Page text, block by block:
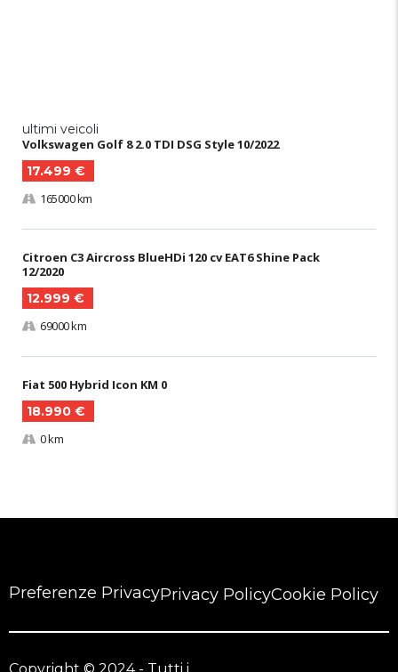
ultimi veicoli
Volkswagen Golf 8 2.0 TDI DSG Style 10/2022
17.499 €
165000 km
Citroen C3 Aircross BlueHDi 120 cv EAT6 Shine Pack
12/2020
12.999 €
69000 km
Fiat 500 Hybrid Icon KM 0
18.990 €
0 km
Preferenze PrivacyPrivacy PolicyCookie Policy
Copyright © 2024 - Tutti i